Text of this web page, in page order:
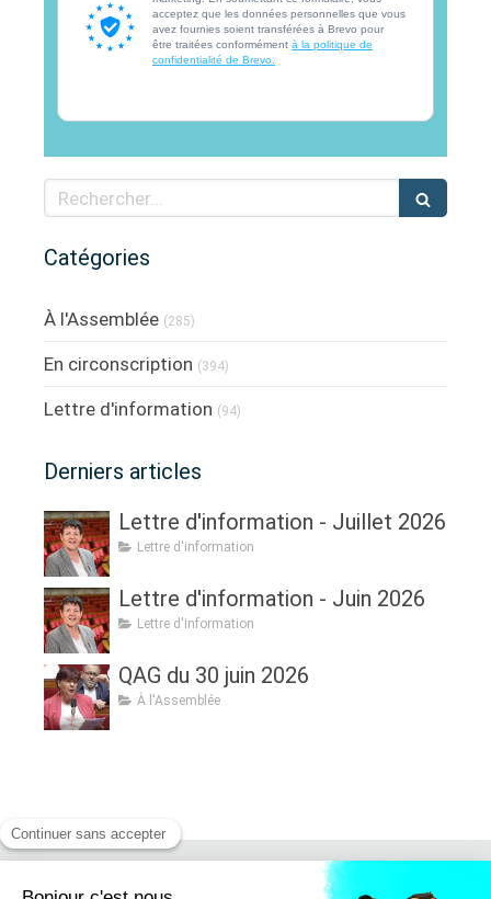
acceptez que les données personnelles que vous
avez fournies soient transférées à Brevo pour
être traitées conformément à la politique de
confidentialité de Brevo.
Rechercher
Catégories
À l'Assemblée (285)
En circonscription (394)
Lettre d'information (94)
Derniers articles
Lettre d'information - Juillet 2026
Lettre d'information
Lettre d'information - Juin 2026
Lettre d'information
QAG du 30 juin 2026
À l'Assemblée
Retrouvez moi sur :